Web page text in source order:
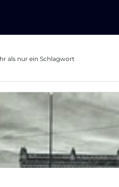
als nur ein Schlagwort